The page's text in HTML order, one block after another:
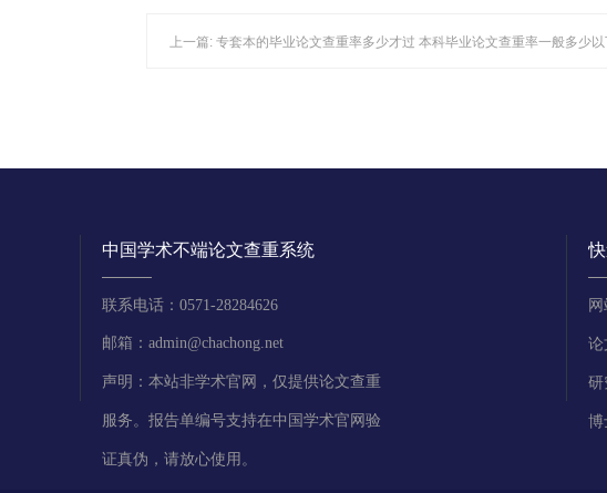
上一篇: 专套本的毕业论文查重率多少才过 本科毕业论文查重率一般多少以
中国学术不端论文查重系统
联系电话：0571-28284626
邮箱：admin@chachong.net
声明：本站非学术官网，仅提供论文查重
服务。报告单编号支持在中国学术官网验
证真伪，请放心使用。
论
研
博